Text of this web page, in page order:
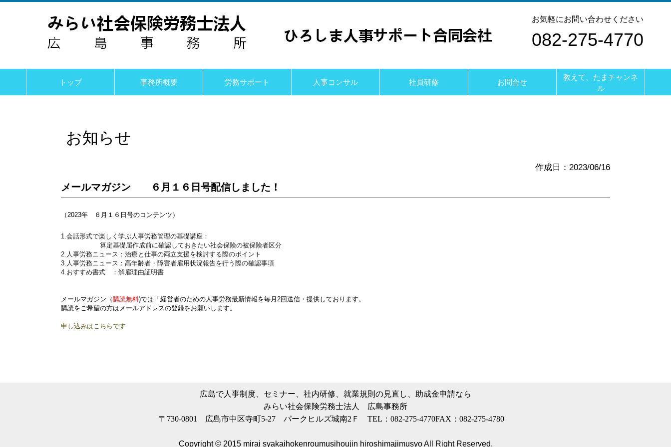
お気軽にお問い合わせください
082-275-4770
トップ 事務所概要 労務サポート 人事コンサル 社員研修 お問合せ
教えて、たまチャンネ
ル
お知らせ
作成日：2023/06/16
メールマガジン ６月１６日号配信しました！
（2023年 ６月１６日号のコンテンツ）
1.会話形式で楽しく学ぶ人事労務管理の基礎講座：
算定基礎届作成前に確認しておきたい社会保険の被保険者区分
2.人事労務ニュース：治療と仕事の両立支援を検討する際のポイ ント
3.人事労務ニュース：高年齢者・障害者雇用状況報告を行う際の確認事項
4.おすすめ書式 ：解雇理由証明書
メールマガジン （購読無料)では「経営者のための人事労務最新情報を毎月2回送信・提供しております。
購読をご希望の方はメールアドレスの登録をお願いします。
申し込みはこちらです
広島で人事制度、セミナー、社内研修、就業規則の見直し、助成金申請なら
みらい社会保険労務士法人 広島事務所
〒730-0801 広島市中区寺町5-27 パークヒルズ城南2Ｆ TEL：082-275-4770FAX：082-275-4780
Copyright © 2015 mirai syakaihokenroumusihoujin hiroshimajimusyo All Right Reserved.